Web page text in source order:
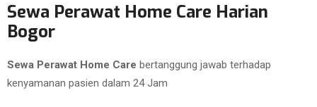
Sewa Perawat Home Care Harian
Bogor
Sewa Perawat Home Care bertanggung jawab terhadap
kenyamanan pasien dalam 24 Jam